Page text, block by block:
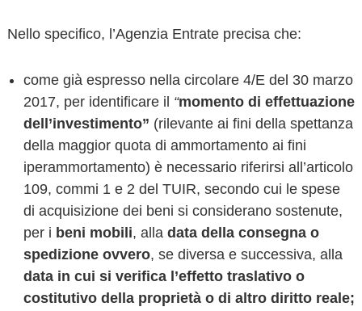
Nello specifico, l’Agenzia Entrate precisa che:
come già espresso nella circolare 4/E del 30 marzo
2017, per identificare il “momento di effettuazione
dell’investimento” (rilevante ai fini della spettanza
della maggior quota di ammortamento ai fini
iperammortamento) è necessario riferirsi all’articolo
109, commi 1 e 2 del TUIR, secondo cui le spese
di acquisizione dei beni si considerano sostenute,
per i beni mobili, alla data della consegna o
spedizione ovvero, se diversa e successiva, alla
data in cui si verifica l’effetto traslativo o
costitutivo della proprietà o di altro diritto reale;